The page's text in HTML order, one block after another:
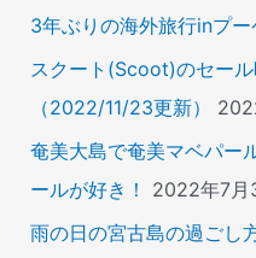
3年ぶりの海外旅行inプー
スクート(Scoot)のセー
（2022/11/23更新）
奄美大島で奄美マベパ
ールが好き！
2022年7月
雨の日の宮古島の過ごし